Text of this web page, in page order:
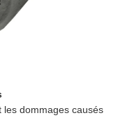
les dommages causés